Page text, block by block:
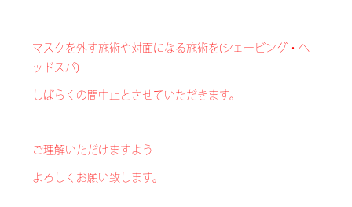
マスクを外す施術や対面になる施術を(シェービング・ヘ
ッドスパ)
しばらくの間中止とさせていただきます。
ご理解いただけますよう
よろしくお願い致します。